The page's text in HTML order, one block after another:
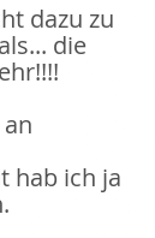
dazu zu
die
hab ich ja